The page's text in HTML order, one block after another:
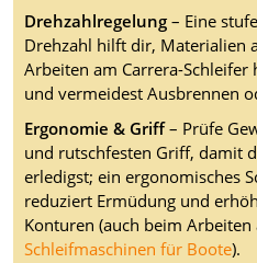
Drehzahlregelung– Eine
Drehzahl hilft dir, Materialien
Arbeiten am Carrera-Schleifer
und vermeidest Ausbrennen
Ergonomie & Griff– Prüfe
und rutschfesten Griff, damit
erledigst; ein ergonomisches
reduziert Ermüdung und
Konturen (auch beim Arbeiten
Schleifmaschinen für Boote).